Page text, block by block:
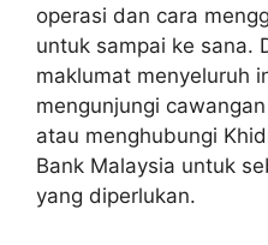
operasi dan cara
untuk sampai ke sana.
maklumat menyeluruh
mengunjungi
atau menghubungi
Bank Malaysia untuk
yang diperlukan.